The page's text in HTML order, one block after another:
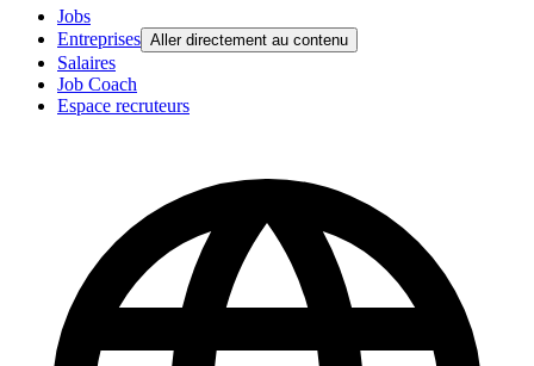
Jobs
Entreprises Aller directement au contenu
Salaires
Job Coach
Espace recruteurs